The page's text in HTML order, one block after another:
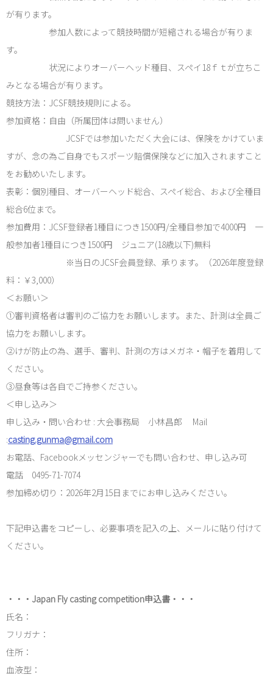
が有ります。
参加人数によって競技時間が短縮される場合が有りま
す。
状況によりオーバーヘッド種目、スペイ18ｆｔが立ちこ
みとなる場合が有ります。
競技方法：JCSF競技規則による。
参加資格：自由（所属団体は問いません）
JCSFでは参加いただく大会には、保険をかけていま
すが、念の為ご自身でもスポーツ賠償保険などに加入されますこと
をお勧めいたします。
表彰：個別種目、オーバーヘッド総合、スペイ総合、および全種目
総合6位まで。
参加費用：JCSF登録者1種目につき1500円/全種目参加で4000円 一
般参加者1種目につき1500円 ジュニア(18歳以下)無料
※当日のJCSF会員登録、承ります。（2026年度登録
料：￥3,000）
＜お願い＞
①審判資格者は審判のご協力をお願いします。また、計測は全員ご
協力をお願いします。
②けが防止の為、選手、審判、計測の方はメガネ・帽子を着用して
ください。
③昼食等は各自でご持参ください。
＜申し込み＞
申し込み・問い合わせ : 大会事務局 小林昌郎 Mail
:casting.gunma@gmail.com
お電話、Facebookメッセンジャーでも問い合わせ、申し込み可
電話 0495-71-7074
参加締め切り：2026年2月15日までにお申し込みください。
下記申込書をコピーし、必要事項を記入の上、メールに貼り付けて
ください。
・・・Japan Fly casting competition申込書・・・
氏名：
フリガナ：
住所：
血液型：